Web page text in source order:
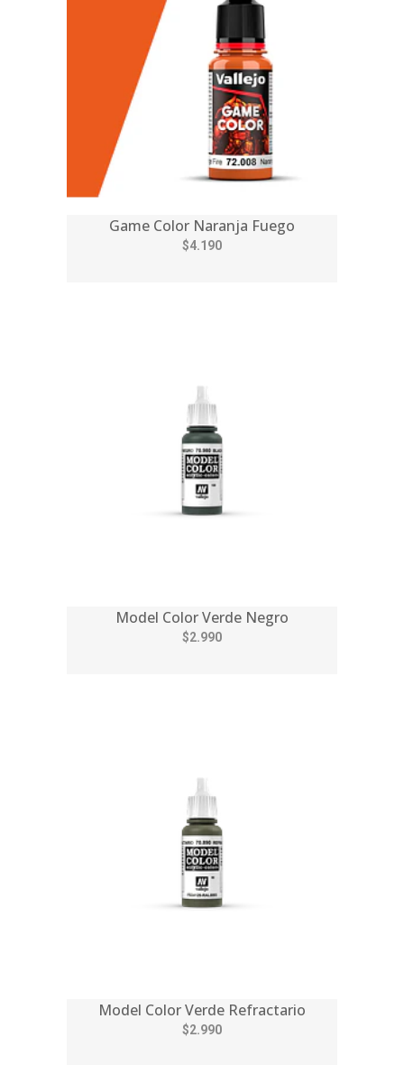
Game Color Naranja Fuego
$4.190
Model Color Verde Negro
$2.990
Model Color Verde Refractario
$2.990